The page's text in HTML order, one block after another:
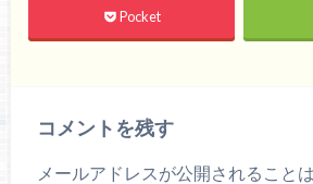
Pocket
コメントを残す
メールアドレスが公開されること